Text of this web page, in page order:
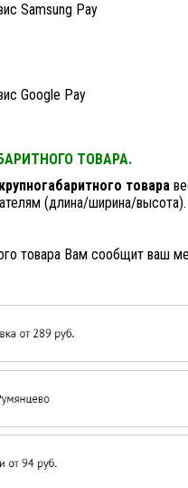
Samsung Pay
Google Pay
ТОВАРА.
товара
(длина/ширина/высота).
товара Вам сообщит ваш